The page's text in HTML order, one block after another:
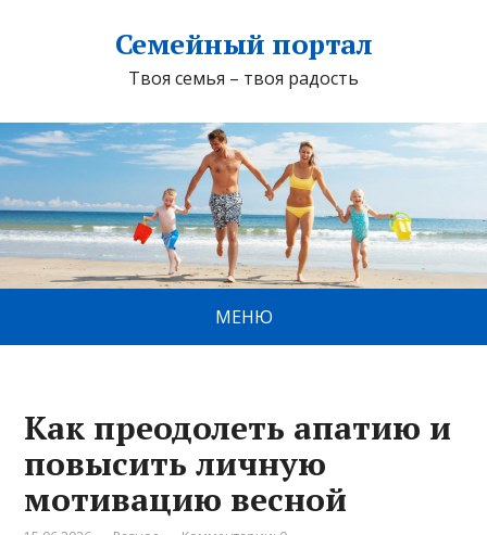
Семейный портал
Твоя семья – твоя радость
МЕНЮ
Как преодолеть апатию и
повысить личную
мотивацию весной